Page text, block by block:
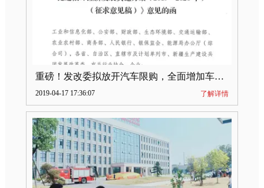
重磅！发改委拟放开汽车限购，全面增加车牌指标
2019-04-17 17:36:07 了解详情